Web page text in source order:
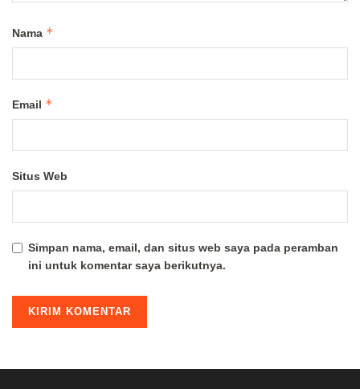
Nama *
Email *
Situs Web
Simpan nama, email, dan situs web saya pada peramban
ini untuk komentar saya berikutnya.